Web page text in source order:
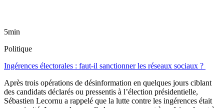
5min
Politique
Ingérences électorales : faut-il sanctionner les réseaux sociaux ?
Après trois opérations de désinformation en quelques jours ciblant
des candidats déclarés ou pressentis à l’élection présidentielle,
Sébastien Lecornu a rappelé que la lutte contre les ingérences était